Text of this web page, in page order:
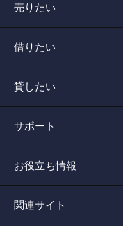
売りたい
借りたい
貸したい
サポート
お役立ち情報
関連サイト